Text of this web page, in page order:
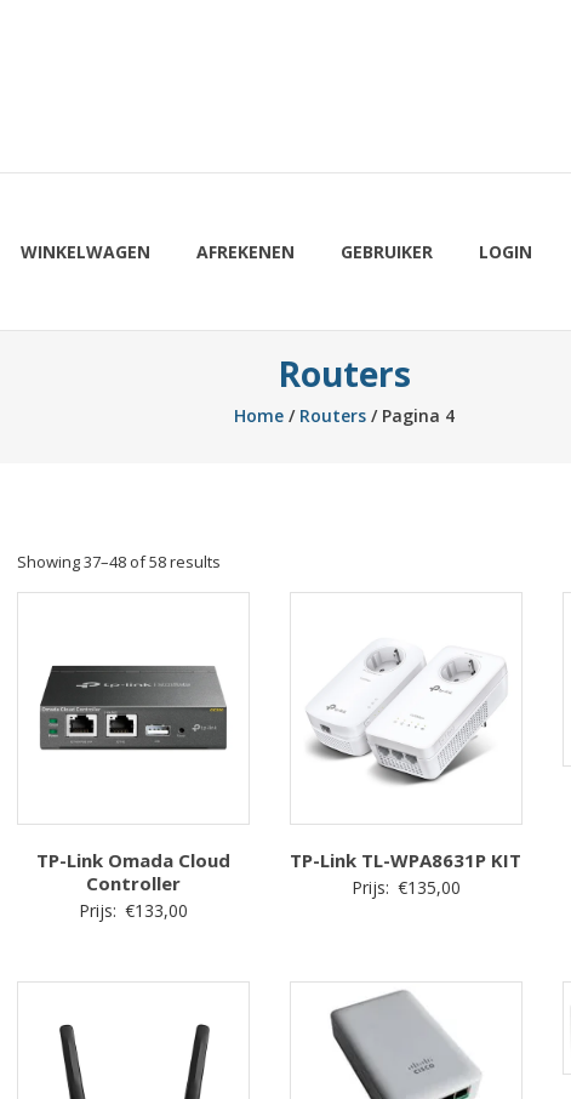
WINKELWAGEN AFREKENEN GEBRUIKER LOGIN
Routers
Home / Routers / Pagina 4
Showing 37–48 of 58 results
by
high
TP-Link Omada Cloud
Controller
Prijs: €133,00
TP-Link TL-WPA8631P KIT
Prijs: €135,00